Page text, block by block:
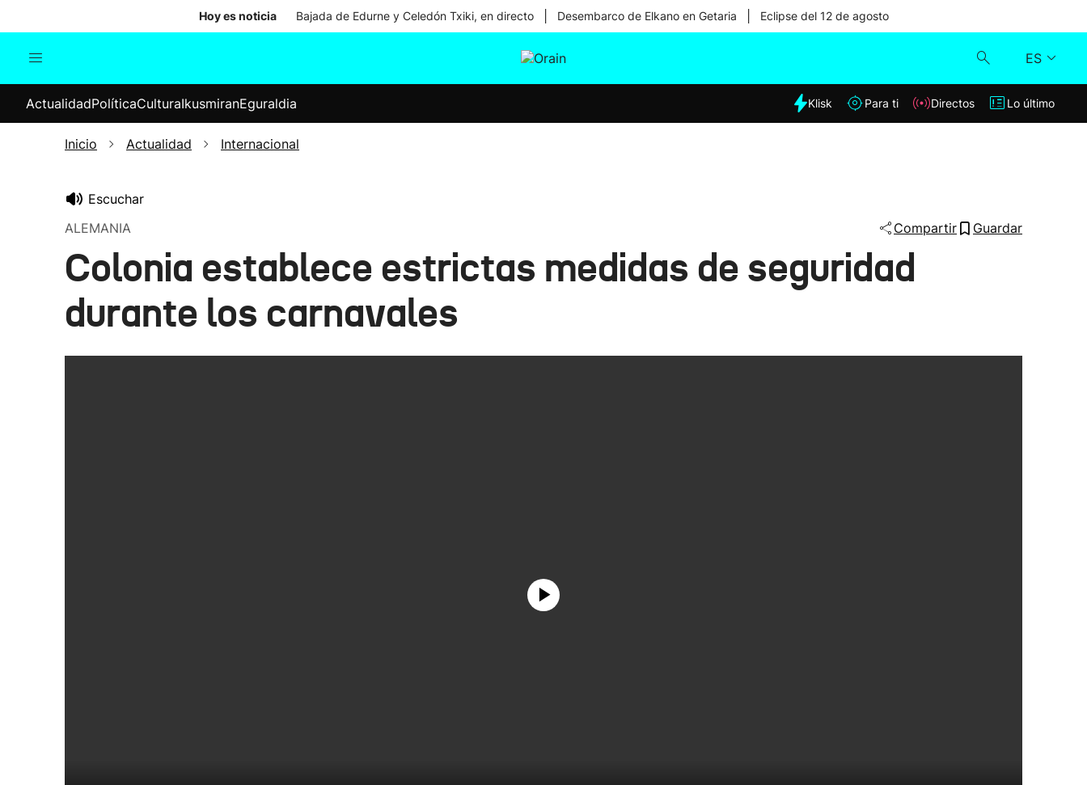
Hoy es noticia Bajada de Edurne y Celedón Txiki, en directo Desembarco de Elkano en Getaria Eclipse del 12 de agosto
ES
Internacional
Elecciones
Klisk
ActualidadPolíticaCulturaIkusmiranEguraldia Klisk Para ti Directos Lo último
Inicio Actualidad Internacional
Escuchar
ALEMANIA
Compartir Guardar
Colonia establece estrictas medidas de seguridad
durante los carnavales